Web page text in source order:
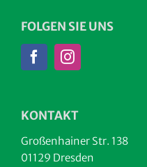
FOLGEN SIE UNS
KONTAKT
Großenhainer Str. 138
01129 Dresden